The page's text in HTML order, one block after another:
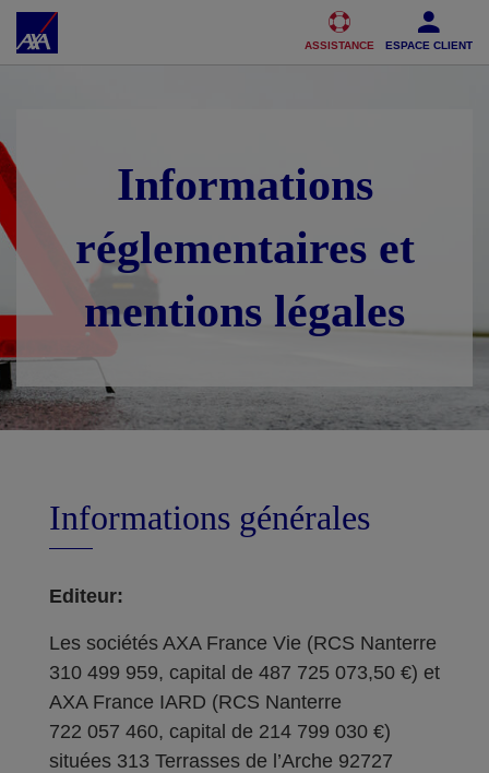
Accéder au Contenu Accéder au Pied de page
ASSISTANCE ESPACE CLIENT
Informations
réglementaires et
mentions légales
Informations générales
Editeur:
Les sociétés AXA France Vie (RCS Nanterre
310 499 959, capital de 487 725 073,50 €) et
AXA France IARD (RCS Nanterre
722 057 460, capital de 214 799 030 €)
situées 313 Terrasses de l’Arche 92727